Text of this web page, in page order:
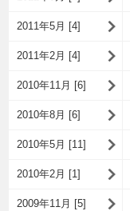
2011年5月 [4]
2011年2月 [4]
2010年11月 [6]
2010年8月 [6]
2010年5月 [11]
2010年2月 [1]
2009年11月 [5]